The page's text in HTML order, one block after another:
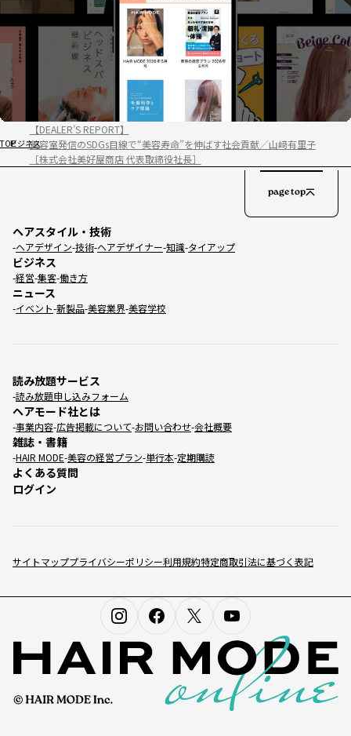
TOPビジネス
【DEALER’S REPORT】
美容室発信のSDGs目線で“美容寿命”を伸ばす社会貢献／山﨑有里子
［株式会社美好屋商店 代表取締役社長］
サイトマッププライバシーポリシー利用規約特定商取引法に基づく表記
ヘアスタイル・技術
ヘアデザイン 技術 ヘアデザイナー 知識 タイアップ
ビジネス
経営 集客 働き方
ニュース
イベント 新製品 美容業界 美容学校
読み放題サービス
読み放題申し込みフォーム
ヘアモード社とは
事業内容 広告掲載について お問い合わせ 会社概要
雑誌・書籍
HAIR MODE 美容の経営プラン 単行本 定期購読
よくある質問
ログイン
page top